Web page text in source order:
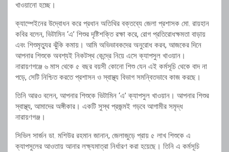
খাওয়ানো হচ্ছে।
ক্যাম্পেইনের উদ্বোধন করে প্রধান অতিথির বক্তব্যে জেলা প্রশাসক মো. রায়হান
কবির বলেন, ভিটামিন ‘এ’ শিশুর দৃষ্টিশক্তি রক্ষা করে, রোগ প্রতিরোধক্ষমতা বাড়ায়
এবং শিশুমৃত্যুর ঝুঁকি কমায়। আমি অভিভাবকদের অনুরোধ করব, আজকের দিনে
আপনার শিশুকে অবশ্যই নিকটস্থ কেন্দ্রে নিয়ে এসে ক্যাপসুল খাওয়ান।
নারায়ণগঞ্জে ৬ মাস থেকে ৫ বছর বয়সী কোনো শিশু যেন এই কর্মসূচি থেকে বাদ না
পড়ে, সেটি নিশ্চিত করতে প্রশাসন ও স্বাস্থ্য বিভাগ সমন্বিতভাবে কাজ করছে।
তিনি আরও বলেন, আপনার শিশুকে ভিটামিন ‘এ’ ক্যাপসুল খাওয়ান। আপনার শিশুর
স্বাস্থ্য, আমাদের অঙ্গীকার। একটি সুস্থ প্রজন্মই গড়বে আগামীর সমৃদ্ধ
নারায়ণগঞ্জ।
সিভিল সার্জন ডা. মশিউর রহমান জানান, জেলাজুড়ে প্রায় ৫ লাখ শিশুকে এ
ক্যাপসুলের আওতায় আনার লক্ষ্যমাত্রা নির্ধারণ করা হয়েছে। তিনি এ কর্মসূচি